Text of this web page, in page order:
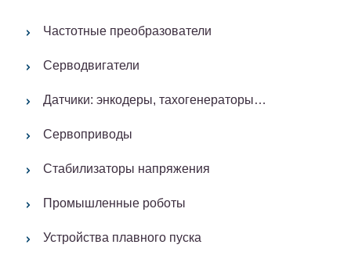
Частотные преобразователи
Серводвигатели
Датчики: энкодеры, тахогенераторы…
Сервоприводы
Стабилизаторы напряжения
Промышленные роботы
Устройства плавного пуска